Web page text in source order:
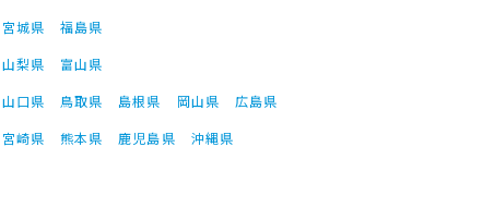
宮城県
福島県
山梨県
富山県
山口県 鳥取県 島根県 岡山県
広島県
宮崎県 熊本県 鹿児島県 沖縄県